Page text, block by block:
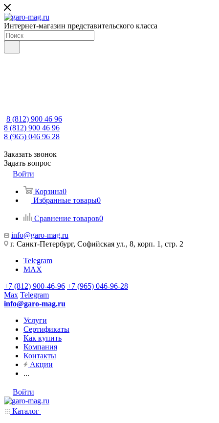
Интернет-магазин представительского класса
8 (812) 900 46 96
8 (812) 900 46 96
8 (965) 046 96 28
Заказать звонок
Задать вопрос
Войти
Корзина0
Избранные товары0
Сравнение товаров0
info@garo-mag.ru
г. Санкт-Петербург, Софийская ул., 8, корп. 1, стр. 2
Telegram
MAX
+7 (812) 900-46-96 +7 (965) 046-96-28
Max Telegram
info@garo-mag.ru
Услуги
Сертификаты
Как купить
Компания
Контакты
Акции
...
Войти
Каталог